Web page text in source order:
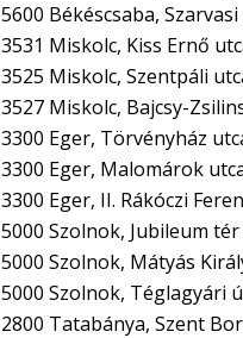
5600 Békéscsaba, Szarvasi
3531 Miskolc, Kiss Ernő
3525 Miskolc, Szentpáli
3527 Miskolc, Bajcsy-
3300 Eger, Törvényház
3300 Eger, Malomárok
3300 Eger, II. Rákóczi
5000 Szolnok, Jubileum tér
5000 Szolnok, Mátyás
5000 Szolnok, Téglagyári
2800 Tatabánya, Szent